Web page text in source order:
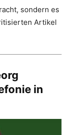
sondern es
Artikel
in